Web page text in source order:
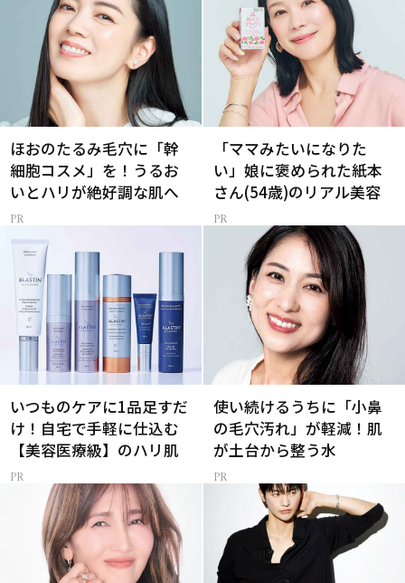
ほおのたるみ毛穴に「幹
細胞コスメ」を！うるお
いとハリが絶好調な肌へ
「ママみたいになりた
い」娘に褒められた紙本
さん(54歳)のリアル美容
いつものケアに1品足すだ
け！自宅で手軽に仕込む
【美容医療級】のハリ肌
使い続けるうちに「小鼻
の毛穴汚れ」が軽減！肌
が土台から整う水